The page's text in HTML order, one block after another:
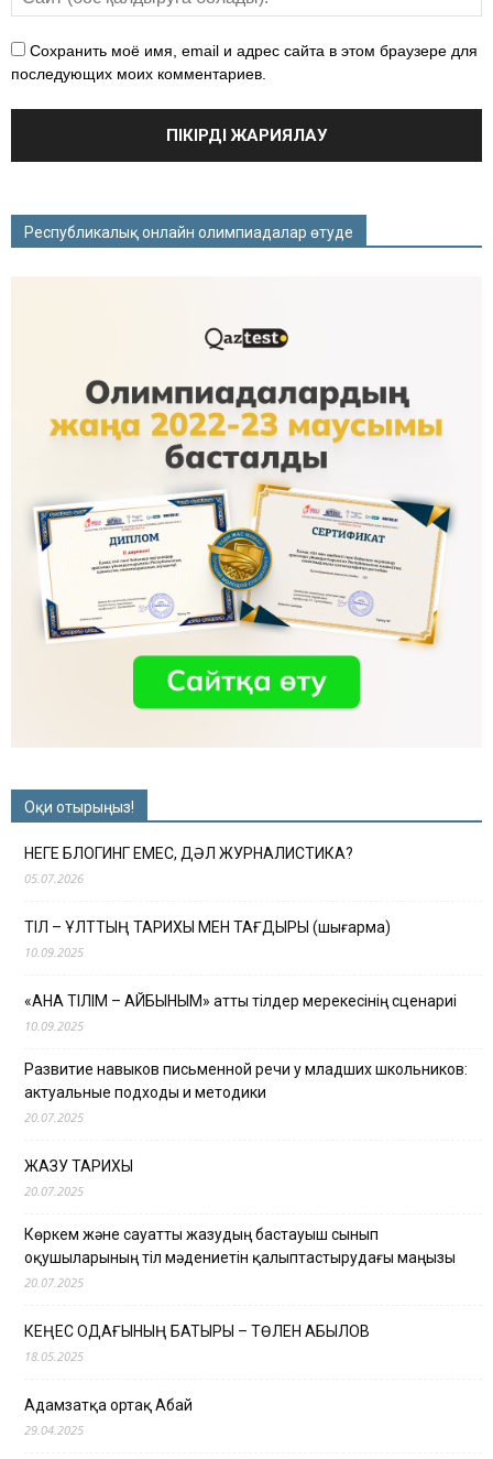
Сохранить моё имя, email и адрес сайта в этом браузере для
последующих моих комментариев.
Республикалық онлайн олимпиадалар өтуде
Оқи отырыңыз!
НЕГЕ БЛОГИНГ ЕМЕС, ДӘЛ ЖУРНАЛИСТИКА?
05.07.2026
ТІЛ – ҰЛТТЫҢ ТАРИХЫ МЕН ТАҒДЫРЫ (шығарма)
10.09.2025
«АНА ТІЛІМ – АЙБЫНЫМ» атты тілдер мерекесінің сценариі
10.09.2025
Развитие навыков письменной речи у младших школьников:
актуальные подходы и методики
20.07.2025
ЖАЗУ ТАРИХЫ
20.07.2025
Көркем және сауатты жазудың бастауыш сынып
оқушыларының тіл мәдениетін қалыптастырудағы маңызы
20.07.2025
КЕҢЕС ОДАҒЫНЫҢ БАТЫРЫ – ТӨЛЕН ҚАБЫЛОВ
18.05.2025
Адамзатқа ортақ Абай
29.04.2025